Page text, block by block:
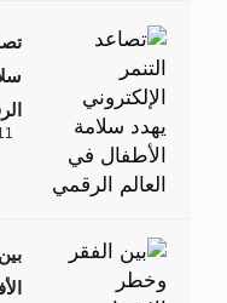
11 مارس 2026